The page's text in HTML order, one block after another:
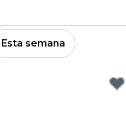
Esta semana